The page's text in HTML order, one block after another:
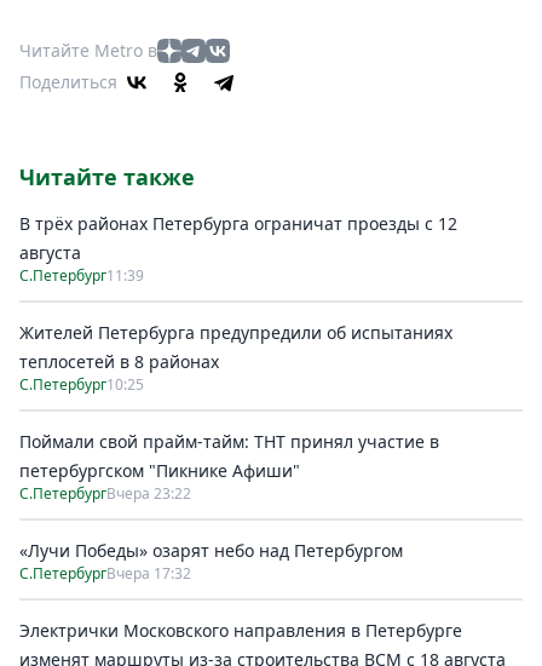
Читайте Metro в
Поделиться
Читайте также
В трёх районах Петербурга ограничат проезды с 12
августа
С.Петербург11:39
Жителей Петербурга предупредили об испытаниях
теплосетей в 8 районах
С.Петербург10:25
Поймали свой прайм-тайм: ТНТ принял участие в
петербургском "Пикнике Афиши"
С.ПетербургВчера 23:22
«Лучи Победы» озарят небо над Петербургом
С.ПетербургВчера 17:32
Электрички Московского направления в Петербурге
изменят маршруты из-за строительства ВСМ с 18 августа